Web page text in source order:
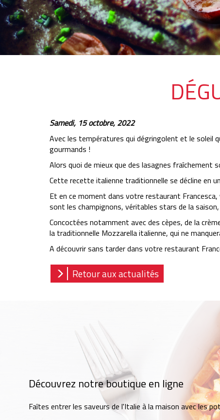
Samedi, 15 octobre, 2022
Avec les températures qui dégringolent et le soleil
gourmands !
Alors quoi de mieux que des lasagnes
Cette recette italienne traditionnelle se décline en
Et en ce moment dans votre restaurant
sont les champignons, véritables stars de la
Concoctées notamment avec des cèpes, de la
la traditionnelle Mozzarella italienne, qui ne
A découvrir sans tarder dans votre restaurant
Retour aux actualités
Découvrez notre boutique en ligne
Faîtes entrer les saveurs de l'Italie à la maison avec les